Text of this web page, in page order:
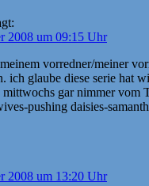
2008 um 09:15 Uhr
vorredner/meiner
ich glaube diese serie hat
mittwochs gar nimmer vom
pushing daisies-
2008 um 13:20 Uhr